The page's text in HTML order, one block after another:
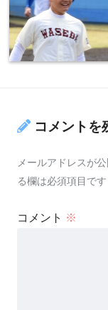
コメントを
メールアドレスが
る欄は必須項目です
コメント ※